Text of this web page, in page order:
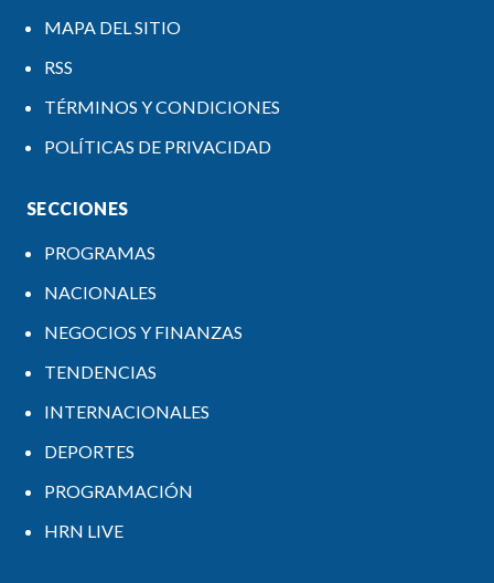
MAPA DEL SITIO
RSS
TÉRMINOS Y CONDICIONES
POLÍTICAS DE PRIVACIDAD
SECCIONES
PROGRAMAS
NACIONALES
NEGOCIOS Y FINANZAS
TENDENCIAS
INTERNACIONALES
DEPORTES
PROGRAMACIÓN
HRN LIVE